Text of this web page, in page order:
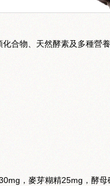
合物、天然酵素及多種營
，麥芽糊精25mg，酵母